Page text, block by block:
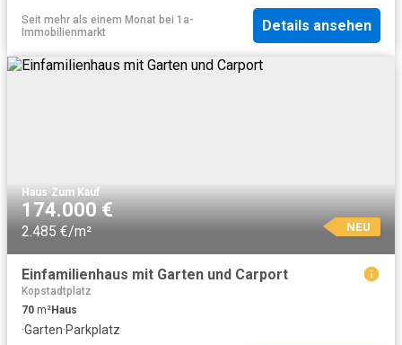
Seit mehr als einem Monat bei 1a-
Immobilienmarkt
Details ansehen
Haus·Zum Kauf
174.000 €
2.485 €/m² NEU
Einfamilienhaus mit Garten und Carport
Kopstadtplatz
70 m²Haus
·Garten·Parkplatz